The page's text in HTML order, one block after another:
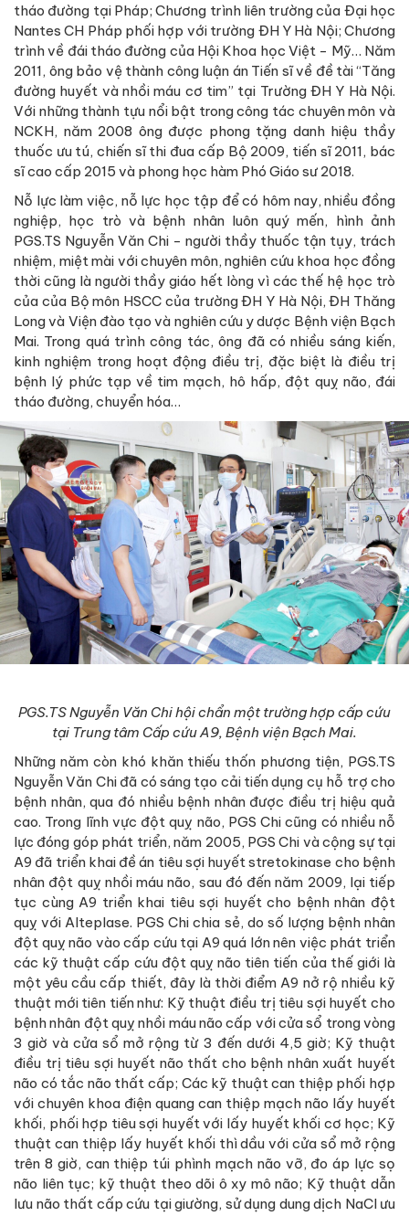
tháo đường tại Pháp; Chương trình liên trường của Đại học
Nantes CH Pháp phối hợp với trường ĐH Y Hà Nội; Chương
trình về đái tháo đường của Hội Khoa học Việt - Mỹ… Năm
2011, ông bảo vệ thành công luận án Tiến sĩ về đề tài “Tăng
đường huyết và nhồi máu cơ tim” tại Trường ĐH Y Hà Nội.
Với những thành tựu nổi bật trong công tác chuyên môn và
NCKH, năm 2008 ông được phong tặng danh hiệu thầy
thuốc ưu tú, chiến sĩ thi đua cấp Bộ 2009, tiến sĩ 2011, bác
sĩ cao cấp 2015 và phong học hàm Phó Giáo sư 2018.
Nỗ lực làm việc, nỗ lực học tập để có hôm nay, nhiều đồng
nghiệp, học trò và bệnh nhân luôn quý mến, hình ảnh
PGS.TS Nguyễn Văn Chi - người thầy thuốc tận tụy, trách
nhiệm, miệt mài với chuyên môn, nghiên cứu khoa học đồng
thời cũng là người thầy giáo hết lòng vì các thế hệ học trò
của của Bộ môn HSCC của trường ĐH Y Hà Nội, ĐH Thăng
Long và Viện đào tạo và nghiên cứu y dược Bệnh viện Bạch
Mai. Trong quá trình công tác, ông đã có nhiều sáng kiến,
kinh nghiệm trong hoạt động điều trị, đặc biệt là điều trị
bệnh lý phức tạp về tim mạch, hô hấp, đột quỵ não, đái
tháo đường, chuyển hóa…
PGS.TS Nguyễn Văn Chi hội chẩn một trường hợp cấp cứu
tại Trung tâm Cấp cứu A9, Bệnh viện Bạch Mai.
Những năm còn khó khăn thiếu thốn phương tiện, PGS.TS
Nguyễn Văn Chi đã có sáng tạo cải tiến dụng cụ hỗ trợ cho
bệnh nhân, qua đó nhiều bệnh nhân được điều trị hiệu quả
cao. Trong lĩnh vực đột quỵ não, PGS Chi cũng có nhiều nỗ
lực đóng góp phát triển, năm 2005, PGS Chi và cộng sự tại
A9 đã triển khai đề án tiêu sợi huyết stretokinase cho bệnh
nhân đột quỵ nhồi máu não, sau đó đến năm 2009, lại tiếp
tục cùng A9 triển khai tiêu sợi huyết cho bệnh nhân đột
quỵ với Alteplase. PGS Chi chia sẻ, do số lượng bệnh nhân
đột quỵ não vào cấp cứu tại A9 quá lớn nên việc phát triển
các kỹ thuật cấp cứu đột quỵ não tiên tiến của thế giới là
một yêu cầu cấp thiết, đây là thời điểm A9 nở rộ nhiều kỹ
thuật mới tiên tiến như: Kỹ thuật điều trị tiêu sợi huyết cho
bệnh nhân đột quỵ nhồi máu não cấp với cửa sổ trong vòng
3 giờ và cửa sổ mở rộng từ 3 đến dưới 4,5 giờ; Kỹ thuật
điều trị tiêu sợi huyết não thất cho bệnh nhân xuất huyết
não có tắc não thất cấp; Các kỹ thuật can thiệp phối hợp
với chuyên khoa điện quang can thiệp mạch não lấy huyết
khối, phối hợp tiêu sợi huyết với lấy huyết khối cơ học; Kỹ
thuật can thiệp lấy huyết khối thì dầu với cửa sổ mở rộng
trên 8 giờ, can thiệp túi phình mạch não vỡ, đo áp lực sọ
não liên tục; kỹ thuật theo dõi ô xy mô não; Kỹ thuật dẫn
lưu não thất cấp cứu tại giường, sử dụng dung dịch NaCl ưu